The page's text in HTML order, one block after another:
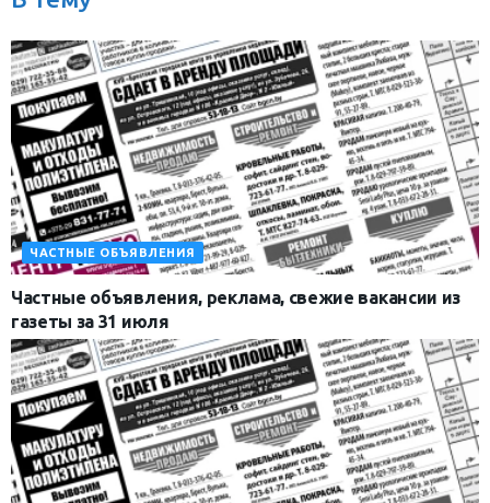
ЧАСТНЫЕ ОБЪЯВЛЕНИЯ
Частные объявления, реклама, свежие вакансии из
газеты за 31 июля